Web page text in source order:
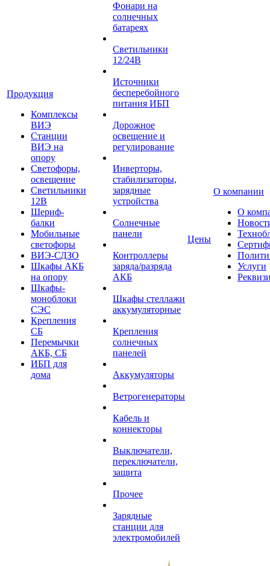
Продукция
Комплексы
ВИЭ
Станции
ВИЭ на
опору
Светофоры,
освещение
Светильники
12В
Шериф-
балки
Мобильные
светофоры
ВИЭ-СДЗО
Шкафы АКБ
на опору
Шкафы-
моноблоки
СЭС
Крепления
СБ
Перемычки
АКБ, СБ
ИБП для
дома
Фонари на
солнечных
батареях
Светильники
12/24В
Источники
бесперебойного
питания ИБП
Дорожное
освещение и
регулирование
Инверторы,
стабилизаторы,
зарядные
устройства
Солнечные
панели
Контроллеры
заряда/разряда
АКБ
Шкафы стеллажи
аккумуляторные
Крепления
солнечных
панелей
Аккумуляторы
Ветрогенераторы
Кабель и
коннекторы
Выключатели,
переключатели,
защита
Прочее
Зарядные
станции для
электромобилей
Цены
О компании
О
Услуги